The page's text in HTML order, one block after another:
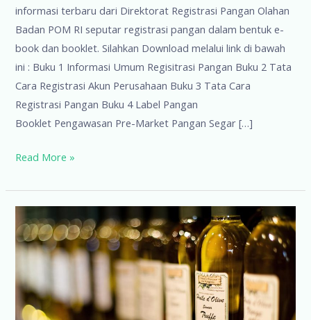
informasi terbaru dari Direktorat Registrasi Pangan Olahan
Badan POM RI seputar registrasi pangan dalam bentuk e-
book dan booklet. Silahkan Download melalui link di bawah
ini : Buku 1 Informasi Umum Regisitrasi Pangan Buku 2 Tata
Cara Registrasi Akun Perusahaan Buku 3 Tata Cara
Registrasi Pangan Buku 4 Label Pangan
Booklet Pengawasan Pre-Market Pangan Segar […]
E-
Registrasi
Olahan
Read More »